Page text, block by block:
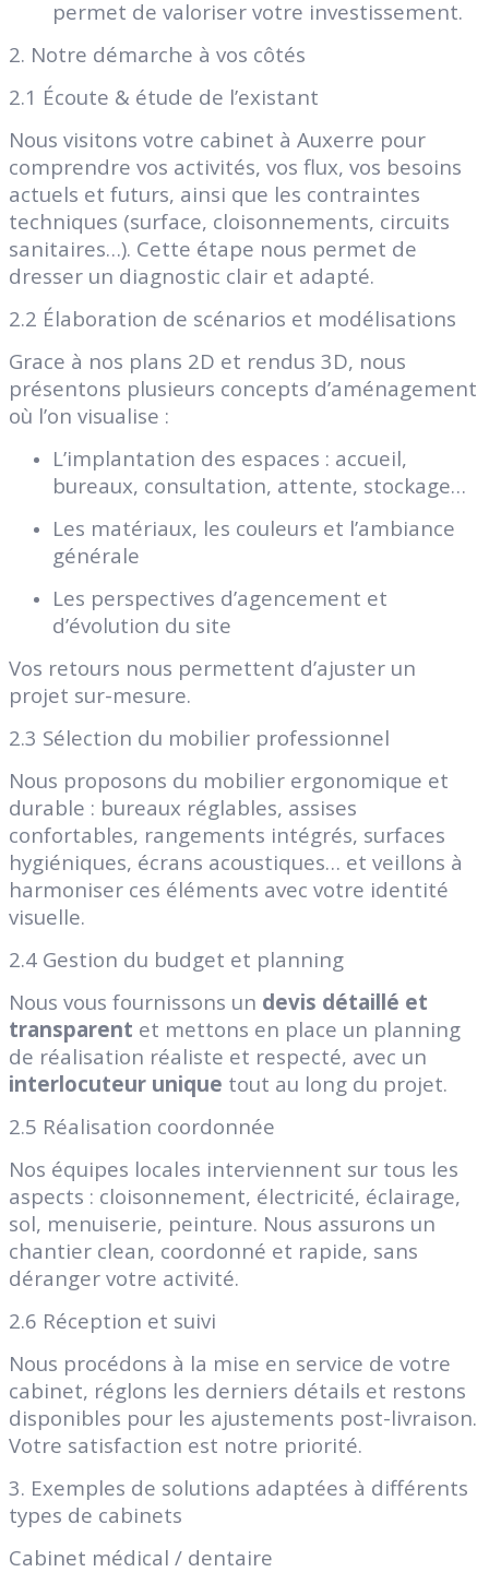
permet de valoriser votre investissement.
2. Notre démarche à vos côtés
2.1 Écoute & étude de l’existant
Nous visitons votre cabinet à Auxerre pour
comprendre vos activités, vos flux, vos besoins
actuels et futurs, ainsi que les contraintes
techniques (surface, cloisonnements, circuits
sanitaires…). Cette étape nous permet de
dresser un diagnostic clair et adapté.
2.2 Élaboration de scénarios et modélisations
Grace à nos plans 2D et rendus 3D, nous
présentons plusieurs concepts d’aménagement
où l’on visualise :
L’implantation des espaces : accueil,
bureaux, consultation, attente, stockage…
Les matériaux, les couleurs et l’ambiance
générale
Les perspectives d’agencement et
d’évolution du site
Vos retours nous permettent d’ajuster un
projet sur-mesure.
2.3 Sélection du mobilier professionnel
Nous proposons du mobilier ergonomique et
durable : bureaux réglables, assises
confortables, rangements intégrés, surfaces
hygiéniques, écrans acoustiques… et veillons à
harmoniser ces éléments avec votre identité
visuelle.
2.4 Gestion du budget et planning
Nous vous fournissons un devis détaillé et
transparent et mettons en place un planning
de réalisation réaliste et respecté, avec un
interlocuteur unique tout au long du projet.
2.5 Réalisation coordonnée
Nos équipes locales interviennent sur tous les
aspects : cloisonnement, électricité, éclairage,
sol, menuiserie, peinture. Nous assurons un
chantier clean, coordonné et rapide, sans
déranger votre activité.
2.6 Réception et suivi
Nous procédons à la mise en service de votre
cabinet, réglons les derniers détails et restons
disponibles pour les ajustements post-livraison.
Votre satisfaction est notre priorité.
3. Exemples de solutions adaptées à différents
types de cabinets
Cabinet médical / dentaire